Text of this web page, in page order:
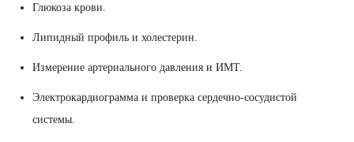
Глюкоза крови.
Липидный профиль и холестерин.
Измерение артериального давления и ИМТ.
Электрокардиограмма и проверка сердечно-сосудистой
системы.